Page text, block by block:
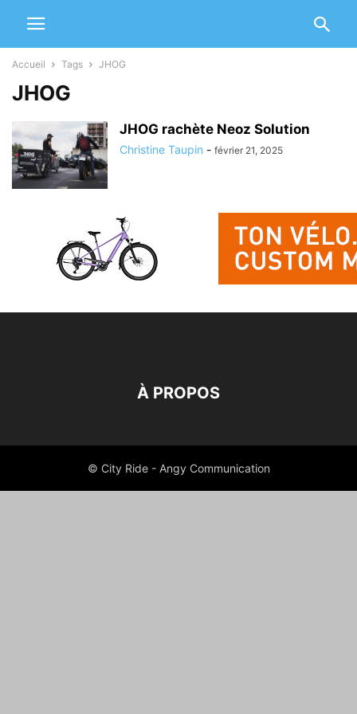
Accueil Tags JHOG
JHOG
JHOG rachète Neoz Solution
Christine Taupin - février 21, 2025
À PROPOS
© City Ride - Angy Communication